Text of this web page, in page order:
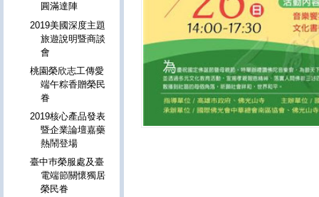
圓滿達陣
2019美國深度主題
旅遊說明暨商談
會
桃園榮欣志工傳愛
端午粽香贈榮民
眷
2019核心產品發表
暨企業論壇嘉藥
熱鬧登場
臺中巿榮服處及臺
電端節關懷獨居
榮民眷